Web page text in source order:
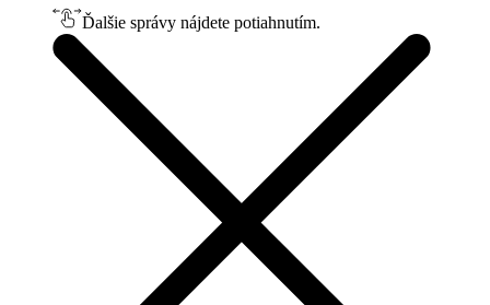
Ďalšie správy nájdete potiahnutím.